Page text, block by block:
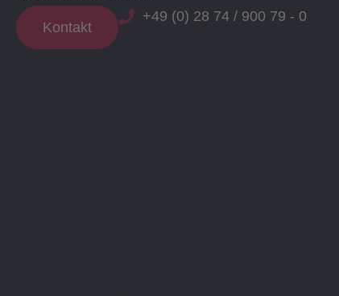
Kontakt
+49 (0) 28 74 / 900 79 - 0